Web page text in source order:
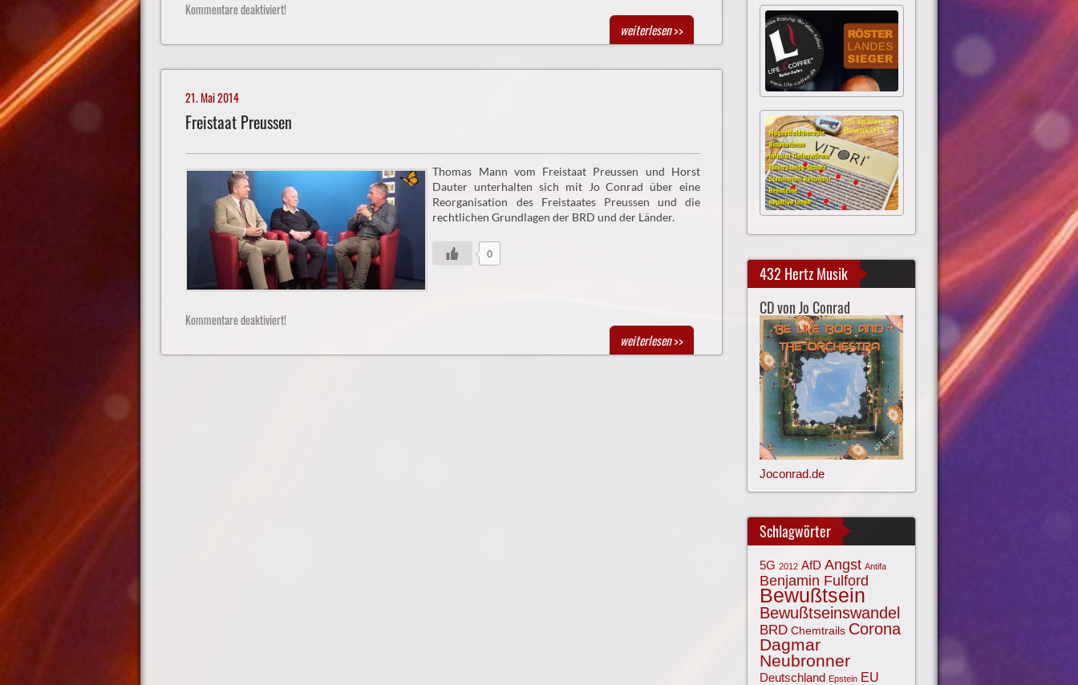
Kommentare deaktiviert!
weiterlesen>>
21. Mai 2014
Freistaat Preussen
Thomas Mann vom Freistaat Preussen und Horst
Dauter unterhalten sich mit Jo Conrad über eine
Reorganisation des Freistaates Preussen und die
rechtlichen Grundlagen der BRD und der Länder.
0
Kommentare deaktiviert!
weiterlesen>>
432 Hertz Musik
CD von Jo Conrad
Joconrad.de
Schlagwörter
5G 2012 AfD Angst Antifa
Benjamin Fulford
Bewußtsein
Bewußtseinswandel
BRD Chemtrails Corona
Dagmar
Neubronner
Deutschland Epstein EU